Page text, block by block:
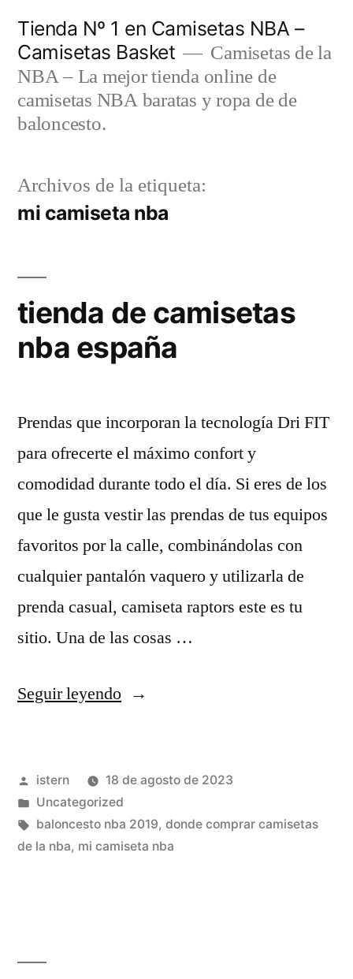
contenido
Tienda Nº 1 en Camisetas NBA –
Camisetas Basket
Camisetas de la
NBA – La mejor tienda online de
camisetas NBA baratas y ropa de de
baloncesto.
Archivos de la etiqueta:
mi camiseta nba
tienda de camisetas
nba españa
Prendas que incorporan la tecnología Dri FIT
para ofrecerte el máximo confort y
comodidad durante todo el día. Si eres de los
que le gusta vestir las prendas de tus equipos
favoritos por la calle, combinándolas con
cualquier pantalón vaquero y utilizarla de
prenda casual, camiseta raptors este es tu
sitio. Una de las cosas …
Seguir leyendo«tienda
nba
españa»
Publicado
por
istern
18 de agosto de 2023
Publicado
en
Uncategorized
Etiquetas:
baloncesto nba 2019, donde comprar camisetas
de la nba, mi camiseta nba